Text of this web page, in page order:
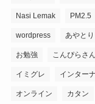
Nasi Lemak PM2.5
wordpress あやとり
お勉強 こんぴらさん
イミグレ インター
オンライン カタン